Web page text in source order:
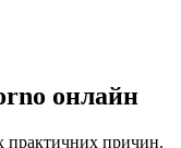
онлайн
практичних причин.